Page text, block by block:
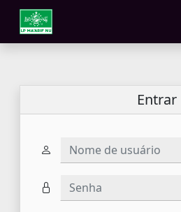
Entrar
Nome de usuário
Senha